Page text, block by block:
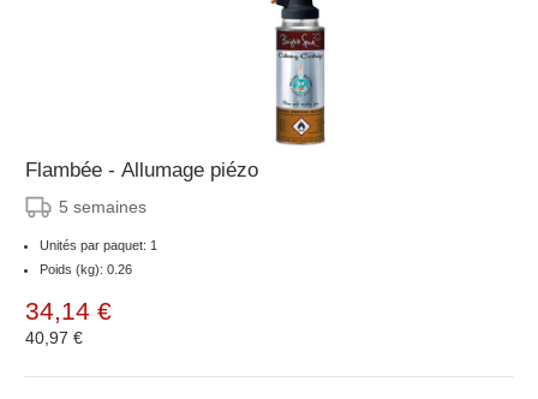
Flambée - Allumage piézo
5 semaines
Unités par paquet: 1
Poids (kg): 0.26
34,14 €
40,97 €